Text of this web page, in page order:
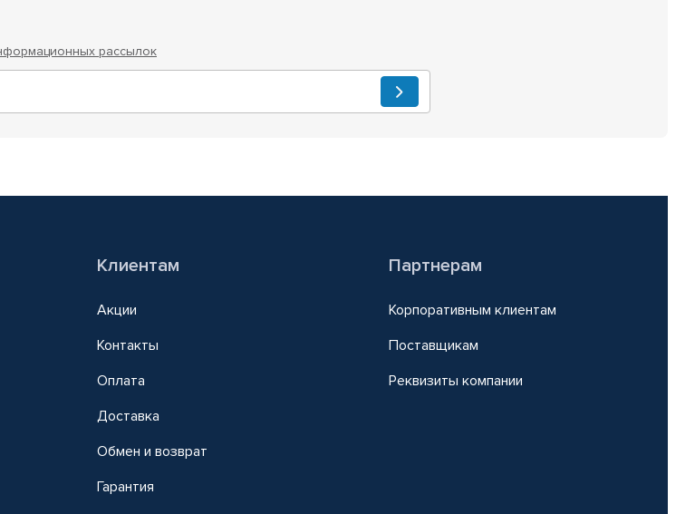
рассылок
Клиентам
Акции
Контакты
Оплата
Доставка
Обмен и возврат
Гарантия
Партнерам
Корпоративным клиентам
Поставщикам
Реквизиты компании